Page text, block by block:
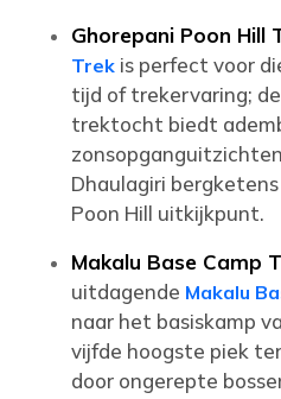
Ghorepani Poon Hill
Trek is perfect voor
tijd of trekervaring;
trektocht biedt
Dhaulagiri
Poon Hill uitkijkpunt.
Makalu Base Camp
uitdagende Makalu
naar het basiskamp
vijfde hoogste piek
door ongerepte